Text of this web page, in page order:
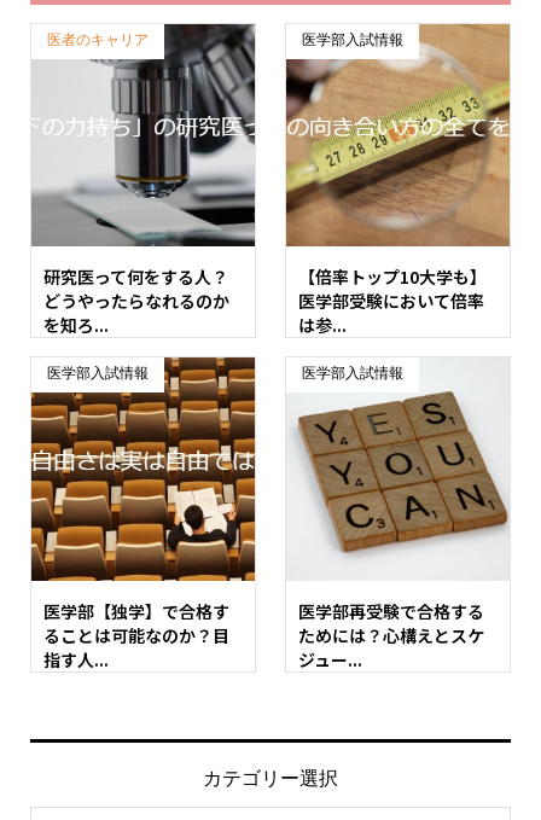
医者のキャリア
研究医って何をする人？
どうやったらなれるのか
を知ろ...
医学部入試情報
【倍率トップ10大学も】
医学部受験において倍率
は参...
医学部入試情報
医学部【独学】で合格す
ることは可能なのか？目
指す人...
医学部入試情報
医学部再受験で合格する
ためには？心構えとスケ
ジュー...
カテゴリー選択